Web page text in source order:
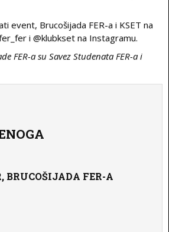
event, Brucošijada FER-a i KSET na
i @klubkset na Instagramu.
FER-a su Savez Studenata FER-a i
BRUCOŠIJADA FER-A